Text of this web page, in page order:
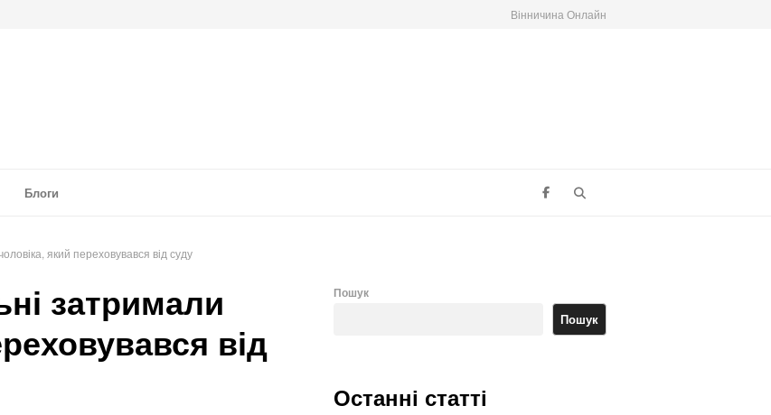
Вінничина Онлайн
Блоги
який переховувався від суду
затримали
від
Пошук
Пошук
Останні статті